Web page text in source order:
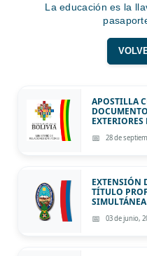
La educación es la
APOSTILLA
28 de
EXTENSIÓN
TÍTULO
03 de junio,